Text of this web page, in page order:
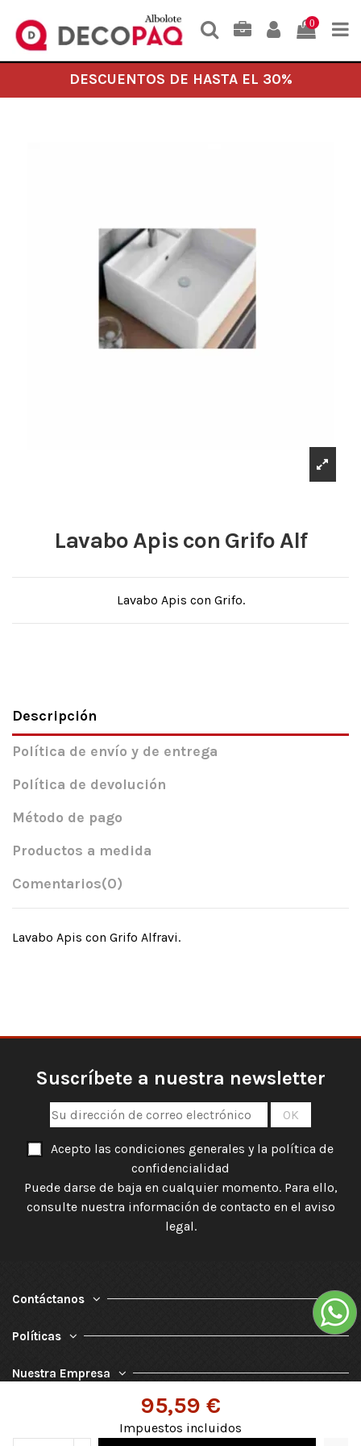
0
DESCUENTOS DE HASTA EL 30%
Lavabo Apis con Grifo Alf
Lavabo Apis con Grifo.
95,59 €
Impuestos incluidos
Descripción
Política de envío y de entrega
Política de devolución
Método de pago
Productos a medida
Comentarios(0)
Lavabo Apis con Grifo Alfravi.
Suscríbete a nuestra newsletter
Acepto las condiciones generales y la política de
confidencialidad
Puede darse de baja en cualquier momento. Para ello,
consulte nuestra información de contacto en el aviso
legal.
Contáctanos
Políticas
Nuestra Empresa